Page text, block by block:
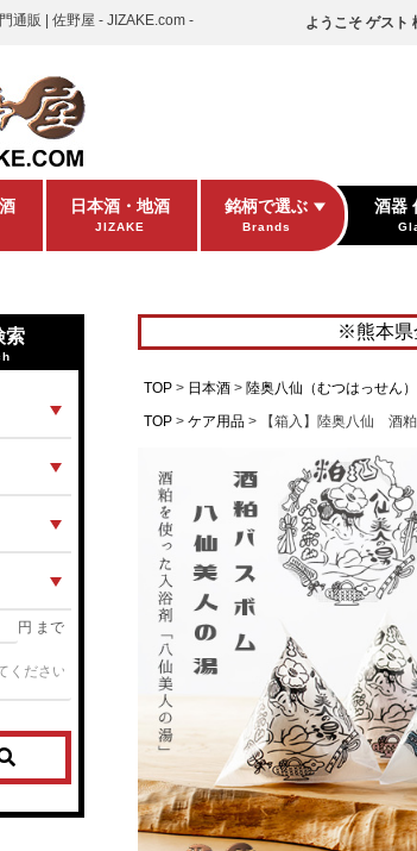
通販 | 佐野屋 - JIZAKE.com - ようこそ ゲスト
日本酒・地酒
JIZAKE
銘柄で選ぶ
Brands
酒器
索
円 まで
※熊本県
TOP 日本酒 陸奥八仙（むつはっせん
TOP
ケア用品 【箱入】陸奥八仙 酒